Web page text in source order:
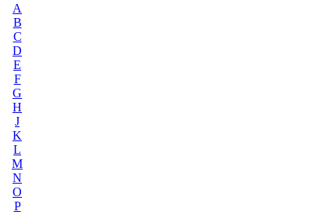
A
B
C
D
E
F
G
H
J
K
L
M
N
O
P